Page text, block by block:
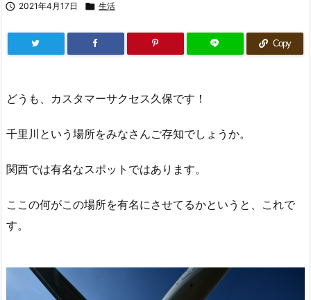
 2021年4月17日  生活
Copy
どうも、カスタマーサクセス久保です！
千里川という場所をみなさんご存知でしょうか。
関西では有名なスポットではあります。
ここの何がこの場所を有名にさせてるかというと、これで
す。